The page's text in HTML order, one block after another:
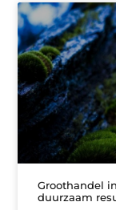
Groothandel
duurzaam